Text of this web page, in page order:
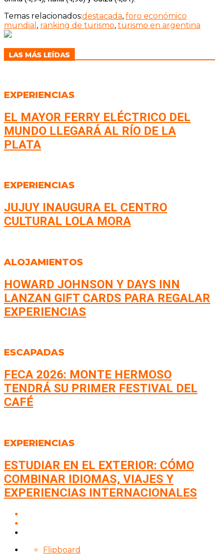
Temas relacionados:destacada, foro económico
mundial , ranking de turismo, turismo en argentina
LAS MÁS LEÍDAS
EXPERIENCIAS
EL MAYOR FERRY ELÉCTRICO DEL
MUNDO LLEGARÁ AL RÍO DE LA
PLATA
EXPERIENCIAS
JUJUY INAUGURA EL CENTRO
CULTURAL LOLA MORA
ALOJAMIENTOS
HOWARD JOHNSON Y DAYS INN
LANZAN GIFT CARDS PARA REGALAR
EXPERIENCIAS
ESCAPADAS
FECA 2026: MONTE HERMOSO
TENDRÁ SU PRIMER FESTIVAL DEL
CAFÉ
EXPERIENCIAS
ESTUDIAR EN EL EXTERIOR: CÓMO
COMBINAR IDIOMAS, VIAJES Y
EXPERIENCIAS INTERNACIONALES
Flipboard